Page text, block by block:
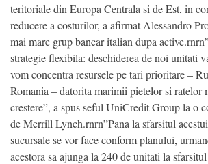
teritoriale din Europa Centrala si de Est, in
reducere a costurilor, a afirmat Alessandro
mai mare grup bancar italian dupa
strategie flexibila: deschiderea de noi unitati
vom concentra resursele pe tari prioritare –
Romania – datorita marimii pietelor si ratelor
crestere”, a spus seful UniCredit Group la o
de Merrill Lynch.rnrn”Pana la sfarsitul
sucursale se vor face conform planului,
acestora sa ajunga la 240 de unitati la